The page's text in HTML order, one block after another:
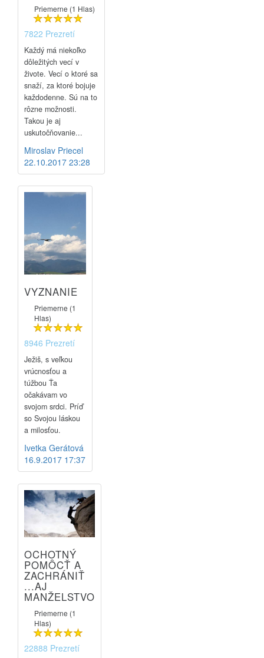
Priemerne (1 Hlas)
7822 Prezretí
Každý má niekoľko
dôležitých vecí v
živote. Vecí o ktoré sa
snaží, za ktoré bojuje
každodenne. Sú na to
rôzne možnosti.
Takou je aj
uskutočňovanie...
Miroslav Priecel
22.10.2017 23:28
VYZNANIE
Priemerne (1
Hlas)
8946 Prezretí
Ježiš, s veľkou
vrúcnosťou a
túžbou Ťa
očakávam vo
svojom srdci. Príď
so Svojou láskou
a milosťou.
Ivetka Gerátová
16.9.2017 17:37
OCHOTNÝ
POMÔCŤ A
ZACHRÁNIŤ
...AJ
MANŽELSTVO
Priemerne (1
Hlas)
22888 Prezretí